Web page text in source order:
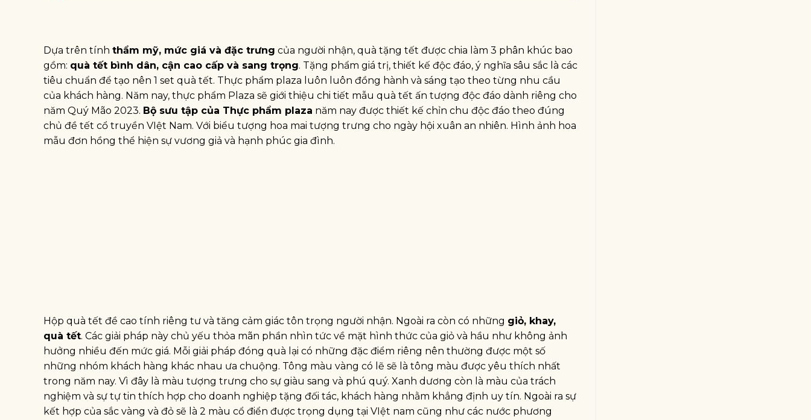
Dựa trên tính thẩm mỹ, mức giá và đặc trưng của người nhận, quà tặng tết được chia làm 3 phân khúc bao
gồm: quà tết bình dân, cận cao cấp và sang trọng. Tặng phẩm giá trị, thiết kế độc đáo, ý nghĩa sâu sắc là các
tiêu chuẩn để tạo nên 1 set quà tết. Thực phẩm plaza luôn luôn đồng hành và sáng tạo theo từng nhu cầu
của khách hàng. Năm nay, thực phẩm Plaza sẽ giới thiệu chi tiết mẫu quà tết ấn tượng độc đáo dành riêng cho
năm Quý Mão 2023. Bộ sưu tập của Thực phẩm plaza năm nay được thiết kế chỉn chu độc đáo theo đúng
chủ đề tết cổ truyền VIệt Nam. Với biểu tượng hoa mai tượng trưng cho ngày hội xuân an nhiên. Hình ảnh hoa
mẫu đơn hồng thể hiện sự vương giả và hạnh phúc gia đình.
Hộp quà tết đề cao tính riêng tư và tăng cảm giác tôn trọng người nhận. Ngoài ra còn có những giỏ, khay,
quà tết. Các giải pháp này chủ yếu thỏa mãn phần nhìn tức về mặt hình thức của giỏ và hầu như không ảnh
hưởng nhiều đến mức giá. Mỗi giải pháp đóng quà lại có những đặc điểm riêng nên thường được một số
những nhóm khách hàng khác nhau ưa chuộng. Tông màu vàng có lẽ sẽ là tông màu được yêu thích nhất
trong năm nay. Vì đây là màu tượng trưng cho sự giàu sang và phú quý. Xanh dương còn là màu của trách
nghiệm và sự tự tin thích hợp cho doanh nghiệp tặng đối tác, khách hàng nhằm khẳng định uy tín. Ngoài ra sự
kết hợp của sắc vàng và đỏ sẽ là 2 màu cổ điển được trọng dụng tại VIệt nam cũng như các nước phương